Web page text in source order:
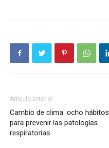
Artículo anterior
Cambio de clima: ocho hábitos
para prevenir las patologías
respiratorias.